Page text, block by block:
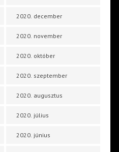
2020. december
2020. november
2020. október
2020. szeptember
2020. augusztus
2020. július
2020. június